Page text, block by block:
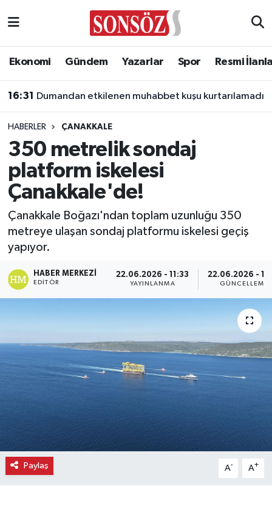
Ekonomi Gündem Yazarlar Spor Resmi
16:31 Dumandan etkilenen muhabbet kuşu kurtarılamadı
HABERLER ÇANAKKALE
350 metrelik sondaj
platform iskelesi
Çanakkale'de!
Çanakkale Boğazı'ndan toplam uzunluğu 350
metreye ulaşan sondaj platformu iskelesi geçiş
yapıyor.
HABER MERKEZI
EDITÖR
22.06.2026 - 11:33
YAYINLANMA
22.06.2026 -
GÜNCELLEME
Paylaş A- A+
Asayiş
Biyografi
Çevre
Diğer
Dünya
Gündem
Gurme
Haber
Ankara Nöbetçi Eczaneler
Ankara Trafik Yoğunluk Haritası
Süper Lig Puan Durumu ve Fikstür
Tüm Manşetler
Son Dakika Haberleri